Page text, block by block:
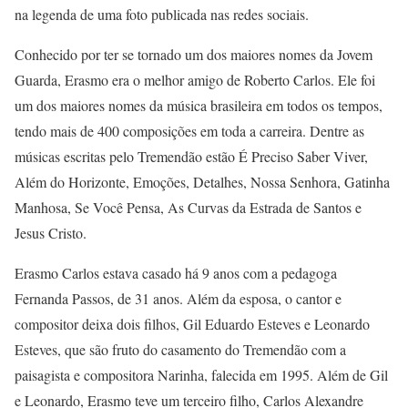
na legenda de uma foto publicada nas redes sociais.
Conhecido por ter se tornado um dos maiores nomes da Jovem
Guarda, Erasmo era o melhor amigo de Roberto Carlos. Ele foi
um dos maiores nomes da música brasileira em todos os tempos,
tendo mais de 400 composições em toda a carreira. Dentre as
músicas escritas pelo Tremendão estão É Preciso Saber Viver,
Além do Horizonte, Emoções, Detalhes, Nossa Senhora, Gatinha
Manhosa, Se Você Pensa, As Curvas da Estrada de Santos e
Jesus Cristo.
Erasmo Carlos estava casado há 9 anos com a pedagoga
Fernanda Passos, de 31 anos. Além da esposa, o cantor e
compositor deixa dois filhos, Gil Eduardo Esteves e Leonardo
Esteves, que são fruto do casamento do Tremendão com a
paisagista e compositora Narinha, falecida em 1995. Além de Gil
e Leonardo, Erasmo teve um terceiro filho, Carlos Alexandre